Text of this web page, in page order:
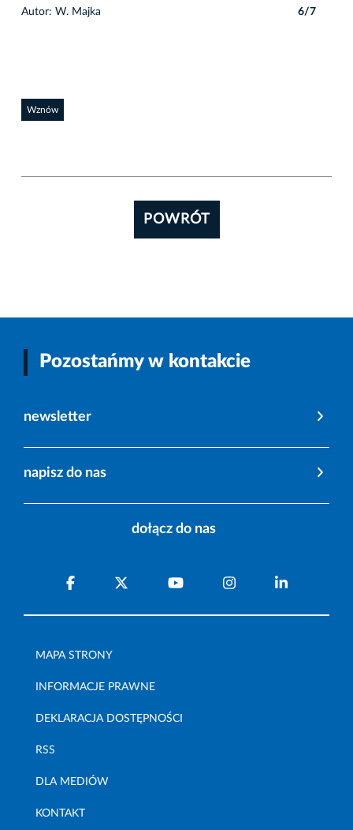
Autor: W. Majka 6/7
Wznów
POWRÓT
Pozostańmy w kontakcie
newsletter
napisz do nas
dołącz do nas
MAPA STRONY
INFORMACJE PRAWNE
DEKLARACJA DOSTĘPNOŚCI
RSS
DLA MEDIÓW
KONTAKT